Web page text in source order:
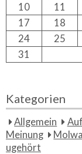
10
11
17
18
24
25
31
Kategorien
Allgemein
Meinung
ugehört